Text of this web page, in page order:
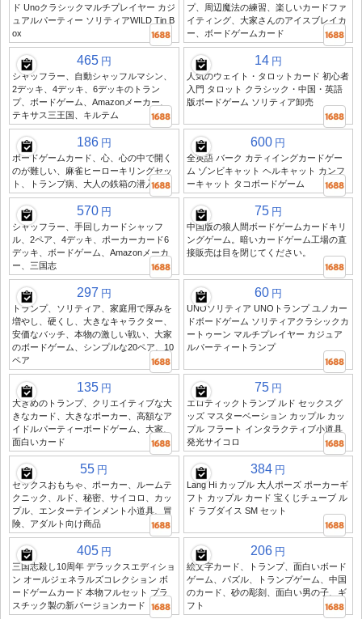
ド Unoクラシックマルチプレイヤー カジ
ュアルパーティー ソリティアWILD Tin B
ox
プ、周辺魔法の練習、楽しいカードファ
イティング、大家さんのアイスブレイカ
ー、ボードゲームカード
465 円
シャッフラー、自動シャッフルマシン、
2デッキ、4デッキ、6デッキのトラン
プ、ボードゲーム、Amazonメーカー、
テキサス三王国、キルテム
14 円
人気のウェイト・タロットカード 初心者
入門 タロット クラシック・中国・英語
版ボードゲーム ソリティア卸売
186 円
ボードゲームカード、心、心の中で開く
のが難しい、麻雀ヒーローキリングセッ
ト、トランプ病、大人の鉄箱の潜入
600 円
全英語 バーク カティイングカードゲー
ム ゾンビキャット ヘルキャット カンフ
ーキャット タコボードゲーム
570 円
シャッフラー、手回しカードシャッフ
ル、2ペア、4デッキ、ポーカーカード6
デッキ、ボードゲーム、Amazonメーカ
ー、三国志
75 円
中国版の狼人間ボードゲームカードキリ
ングゲーム。暗いカードゲーム工場の直
接販売は目を閉じてください。
297 円
トランプ、ソリティア、家庭用で厚みを
増やし、硬くし、大きなキャラクター、
安価なバッチ、本物の激しい戦い、大家
のボードゲーム、シンプルな20ペア、10
ペア
60 円
UNOソリティア UNOトランプ ユノカー
ドボードゲーム ソリティアクラシックカ
ートゥーン マルチプレイヤー カジュア
ルパーティートランプ
135 円
大きめのトランプ、クリエイティブな大
きなカード、大きなポーカー、高額なア
イドルパーティーボードゲーム、大家、
面白いカード
75 円
エロティックトランプ ルド セックスグ
ッズ マスターベーション カップル カッ
プル フラート インタラクティブ小道具
発光サイコロ
55 円
セックスおもちゃ、ポーカー、ルームテ
クニック、ルド、秘密、サイコロ、カッ
プル、エンターテインメント小道具、冒
険、アダルト向け商品
384 円
Lang Hi カップル 大人ポーズ ポーカーギ
フト カップル カード 宝くじチューブ ル
ド ラブダイス SM セット
405 円
三国志殺し10周年 デラックスエディショ
ン オールジェネラルズコレクション ボ
ードゲームカード 本物フルセット プラ
スチック製の新バージョンカード
206 円
絵文字カード、トランプ、面白いボード
ゲーム、パズル、トランプゲーム、中国
のカード、砂の彫刻、面白い男の子、ギ
フト